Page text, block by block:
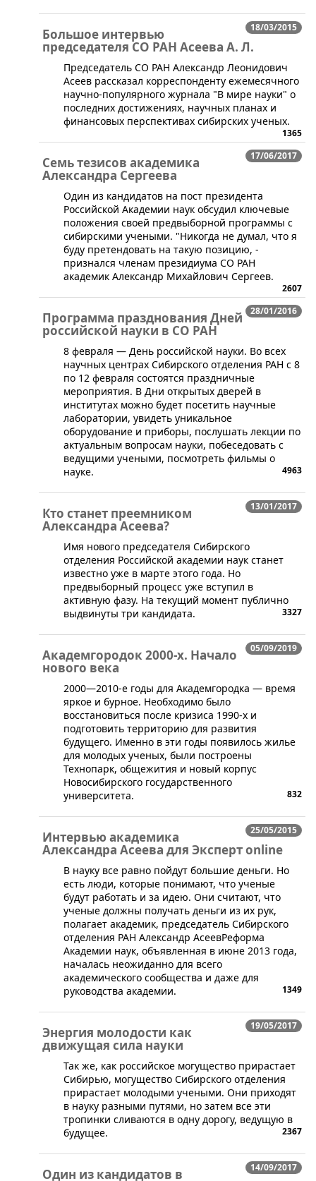
18/03/2015
Большое интервью
председателя СО РАН Асеева А. Л.
Председатель СО РАН Александр Леонидович
Асеев рассказал корреспонденту ежемесячного
научно-популярного журнала "В мире науки" о
последних достижениях, научных планах и
финансовых перспективах сибирских ученых.
1365
17/06/2017
Семь тезисов академика
Александра Сергеева
​Один из кандидатов на пост президента
Российской Академии наук обсудил ключевые
положения своей предвыборной программы с
сибирскими учеными. "Никогда не думал, что я
буду претендовать на такую позицию, -
признался членам президиума СО РАН
академик Александр Михайлович Сергеев.
2607
28/01/2016
Программа празднования Дней
российской науки в СО РАН
​​8 февраля — День российской науки. Во всех
научных центрах Сибирского отделения РАН с 8
по 12 февраля состоятся праздничные
мероприятия. В Дни открытых дверей в
институтах можно будет посетить научные
лаборатории, увидеть уникальное
оборудование и приборы, послушать лекции по
актуальным вопросам науки, побеседовать с
ведущими учеными, посмотреть фильмы о
науке.
4963
13/01/2017
Кто станет преемником
Александра Асеева?
Имя нового председателя Сибирского
отделения Российской академии наук станет
известно уже в марте этого года. Но
предвыборный процесс уже вступил в
активную фазу. На текущий момент публично
выдвинуты три кандидата.
3327
05/09/2019
Академгородок 2000-х. Начало
нового века
​2000—2010-е годы для Академгородка — время
яркое и бурное. Необходимо было
восстановиться после кризиса 1990-х и
подготовить территорию для развития
будущего. Именно в эти годы появилось жилье
для молодых ученых, были построены
Технопарк, общежития и новый корпус
Новосибирского государственного
университета.
832
25/05/2015
Интервью академика
Александра Асеева для Эксперт online
В науку все равно пойдут большие деньги. Но
есть люди, которые понимают, что ученые
будут работать и за идею. Они считают, что
ученые должны получать деньги из их рук,
полагает академик, председатель Сибирского
отделения РАН Александр АсеевРеформа
Академии наук, объявленная в июне 2013 года,
началась неожиданно для всего
академического сообщества и даже для
руководства академии.
1349
19/05/2017
Энергия молодости как
движущая сила науки
Так же, как российское могущество прирастает
Сибирью, могущество Сибирского отделения
прирастает молодыми учеными. Они приходят
в науку разными путями, но затем все эти
тропинки сливаются в одну дорогу, ведущую в
будущее.
2367
14/09/2017
Один из кандидатов в